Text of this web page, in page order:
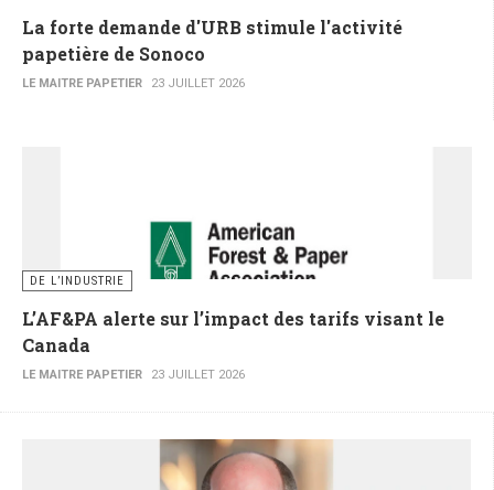
La forte demande d'URB stimule l'activité
papetière de Sonoco
LE MAITRE PAPETIER 23 JUILLET 2026
DE L’INDUSTRIE
L’AF&PA alerte sur l’impact des tarifs visant le
Canada
LE MAITRE PAPETIER 23 JUILLET 2026